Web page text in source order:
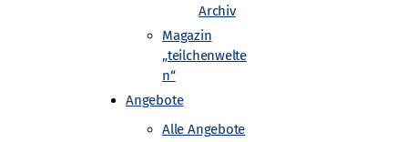
Archiv
Magazin
„teilchenwelte
n“
Angebote
Alle Angebote
und Messergebnisse